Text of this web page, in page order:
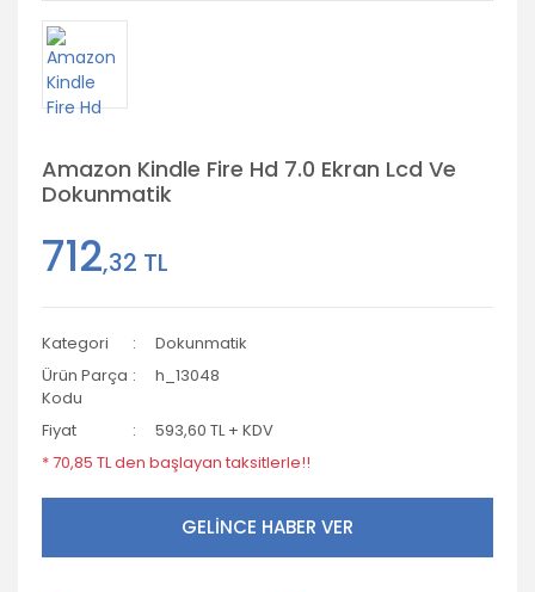
Amazon Kindle Fire Hd 7.0 Ekran Lcd Ve
Dokunmatik
712,32 TL
Kategori
Dokunmatik
Ürün Parça
Kodu
h_13048
Fiyat
593,60 TL + KDV
* 70,85 TL den başlayan taksitlerle!!
GELİNCE HABER VER